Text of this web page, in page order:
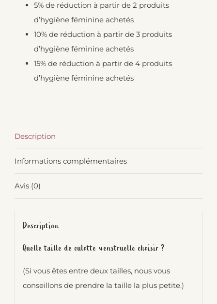
5% de réduction à partir de 2 produits
d’hygiène féminine achetés
10% de réduction à partir de 3 produits
d’hygiène féminine achetés
15% de réduction à partir de 4 produits
d’hygiène féminine achetés
Description
Informations complémentaires
Avis (0)
Description
Quelle taille de culotte menstruelle choisir ?
(Si vous êtes entre deux tailles, nous vous
conseillons de prendre la taille la plus petite.)